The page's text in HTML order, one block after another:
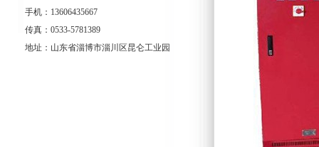
手机：13606435667
传真：0533-5781389
地址：山东省淄博市淄川区昆仑工业园